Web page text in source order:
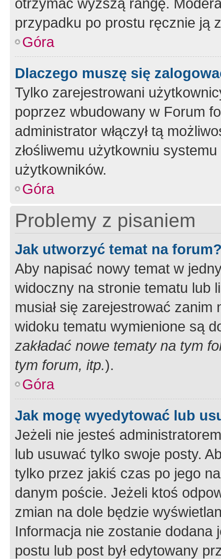
przypadku po prostu ręcznie ją
Góra
Dlaczego muszę się
Tylko zarejestrowani
poprzez wbudowany w Forum
administrator włączył tą
złośliwemu użytkowniu
użytkowników.
Góra
Problemy z pisaniem
Jak utworzyć temat na
Aby napisać nowy temat w
widoczny na stronie tematu lub
musiał się zarejestrować
widoku tematu wymienione są
zakładać nowe tematy na tym
tym forum, itp.).
Góra
Jak mogę wyedytować lub
Jeżeli nie jesteś
lub usuwać tylko swoje posty.
tylko przez jakiś czas po jego
danym poście. Jeżeli ktoś
zmian na dole będzie
Informacja nie zostanie dodana
postu lub post był edytowany